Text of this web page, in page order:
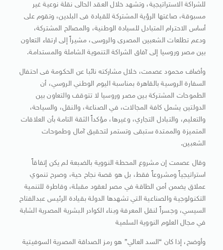
للشراكة الاستراتيجية، وتشهد خلال العقد الحالى نقلة نوعية غير
مسبوقة، صاغتها الرؤية المشتركة للقيادة فى البلدين، وتقوم على
أساس الاحترام المتبادل للسيادة الوطنية، والمصالح المشتركة،
ودعم تطلعات الشعبين المصرى والروسى، مشيراً إلى ارتقاء التعاون
بين مصر وروسيا إلى آفاق الشراكة التنموية الشاملة والمستدامة.
وأضاف محمود عصمت، خلال مشاركته نائبا عن الحكومة فى احتفال
السفارة الروسية بالقاهرة بمناسبة اليوم الوطني الروسي، أن
الطموحات المشتركة بين مصر وروسيا لا تتوقف والتعاون بين
الدولتين يشمل كافة المجالات، في الصناعة، والنقل، والسياحة،
والتعليم، والتبادل التجاري، وغيرها، مؤكداً الثقة التامة بأن العلاقات
المتميزة والممتدة ستبقى وتستمر لتحقيق آمال وطموحات
الشعبين.
وقال عصمت إن مشروع المحطة النووية بالضبعة لم يكن إتفاقاً
استراتيجياً ومشروعاً فقط، بل هو قصة نجاح حية، وصرح تنموي
عملاق يضمن أمن الطاقة في مصر لعقود مقبلة، وقاطرة للتنمية
التكنولوجية والصناعية التي تشهدها الدولة بقيادة الرئيس عبدالفتاح
السيسي، وجسراً لنقل المعرفة وبناء الكوادر البشرية المصرية الشابة
في مجال العلوم النووية السلمية
وأوضح، إذا كان “السد العالي” هو رمز الصداقة المصرية السوفيتية